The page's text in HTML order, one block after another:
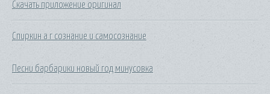
Скачать приложение оригинал
Спиркин а г сознание и самосознание
Песни барбарики новый год минусовка